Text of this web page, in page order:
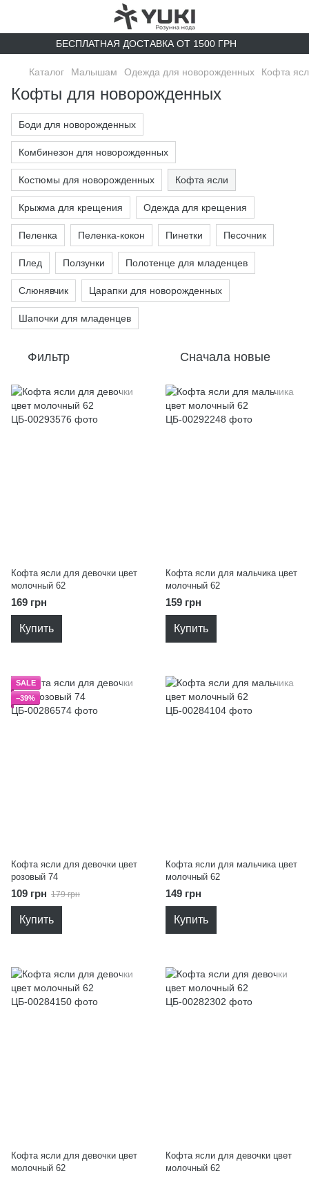
БЕСПЛАТНАЯ ДОСТАВКА ОТ 1500 ГРН
Каталог Малышам Одежда для новорожденных Кофта
Кофты для новорожденных
Боди для новорожденных
Комбинезон для новорожденных
Костюмы для новорожденных Кофта ясли
Крыжма для крещения Одежда для крещения
Пеленка Пеленка-кокон Пинетки Песочник
Плед Ползунки Полотенце для младенцев
Слюнявчик Царапки для новорожденных
Шапочки для младенцев
Фильтр Сначала новые
Кофта ясли для девочки цвет
молочный 62
169 грн
Купить
Кофта ясли для мальчика цвет
молочный 62
159 грн
Купить
SALE
−39%
Кофта ясли для девочки цвет
розовый 74
109 грн 179 грн
Купить
Кофта ясли для мальчика цвет
молочный 62
149 грн
Купить
Кофта ясли для девочки цвет
молочный 62
Кофта ясли для девочки цвет
молочный 62